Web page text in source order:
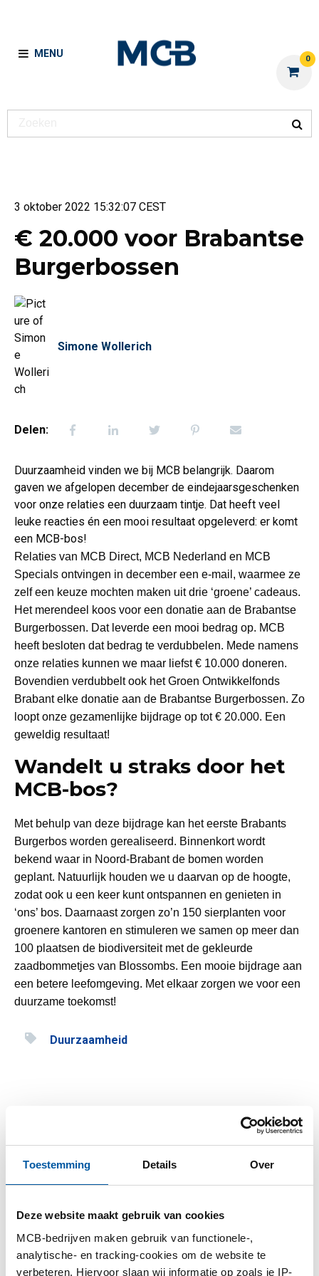
Toestemming Details Over
Deze website maakt gebruik van cookies
MCB-bedrijven maken gebruik van functionele-,
analytische- en tracking-cookies om de website te
verbeteren. Hiervoor slaan wij informatie op zoals je IP-
MENU 0
3 oktober 2022 15:32:07 CEST
€ 20.000 voor Brabantse
Burgerbossen
Simone Wollerich
Delen:
Duurzaamheid vinden we bij MCB belangrijk. Daarom
gaven we afgelopen december de eindejaarsgeschenken
voor onze relaties een duurzaam tintje. Dat heeft veel
leuke reacties én een mooi resultaat opgeleverd: er komt
een MCB-bos!
Relaties van MCB Direct, MCB Nederland en MCB
Specials ontvingen in december een e-mail, waarmee ze
zelf een keuze mochten maken uit drie ‘groene’ cadeaus.
Het merendeel koos voor een donatie aan de Brabantse
Burgerbossen. Dat leverde een mooi bedrag op. MCB
heeft besloten dat bedrag te verdubbelen. Mede namens
onze relaties kunnen we maar liefst € 10.000 doneren.
Bovendien verdubbelt ook het Groen Ontwikkelfonds
Brabant elke donatie aan de Brabantse Burgerbossen. Zo
loopt onze gezamenlijke bijdrage op tot € 20.000. Een
geweldig resultaat!
Wandelt u straks door het
MCB-bos?
Met behulp van deze bijdrage kan het eerste Brabants
Burgerbos worden gerealiseerd. Binnenkort wordt
bekend waar in Noord-Brabant de bomen worden
geplant. Natuurlijk houden we u daarvan op de hoogte,
zodat ook u een keer kunt ontspannen en genieten in
‘ons’ bos. Daarnaast zorgen zo’n 150 sierplanten voor
groenere kantoren en stimuleren we samen op meer dan
100 plaatsen de biodiversiteit met de gekleurde
zaadbommetjes van Blossombs. Een mooie bijdrage aan
een betere leefomgeving. Met elkaar zorgen we voor een
duurzame toekomst!
Duurzaamheid
Gerelateerde berichten